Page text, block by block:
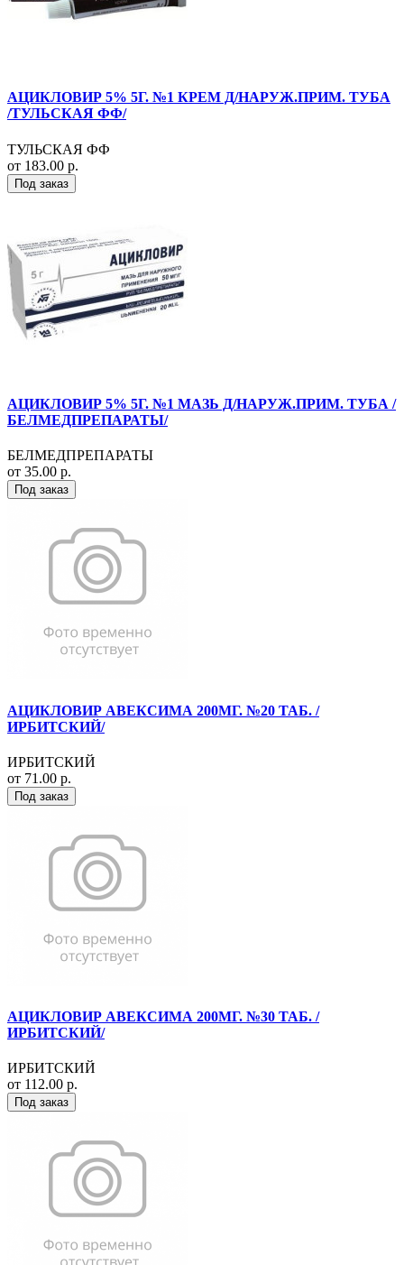
АЦИКЛОВИР 5% 5Г. №1 КРЕМ Д/НАРУЖ.ПРИМ. ТУБА
/ТУЛЬСКАЯ ФФ/
ТУЛЬСКАЯ ФФ
от 183.00 р.
Под заказ
АЦИКЛОВИР 5% 5Г. №1 МАЗЬ Д/НАРУЖ.ПРИМ. ТУБА /
БЕЛМЕДПРЕПАРАТЫ/
БЕЛМЕДПРЕПАРАТЫ
от 35.00 р.
Под заказ
АЦИКЛОВИР АВЕКСИМА 200МГ. №20 ТАБ. /
ИРБИТСКИЙ/
ИРБИТСКИЙ
от 71.00 р.
Под заказ
АЦИКЛОВИР АВЕКСИМА 200МГ. №30 ТАБ. /
ИРБИТСКИЙ/
ИРБИТСКИЙ
от 112.00 р.
Под заказ